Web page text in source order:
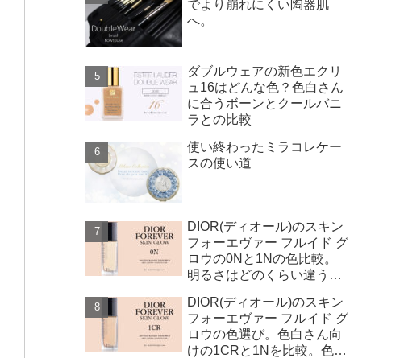
でより崩れにくい陶器肌
へ。
ダブルウェアの新色エクリ
ュ16はどんな色？色白さん
に合うボーンとクールバニ
ラとの比較
使い終わったミラコレケー
スの使い道
DIOR(ディオール)のスキン
フォーエヴァー フルイド グ
ロウの0Nと1Nの色比較。
明るさはどのくらい違う
DIOR(ディオール)のスキン
フォーエヴァー フルイド グ
ロウの色選び。色白さん向
けの1CRと1Nを比較。色は